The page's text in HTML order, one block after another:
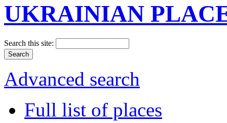
UKRAINIAN
Search this site:
Advanced search
Full list of places